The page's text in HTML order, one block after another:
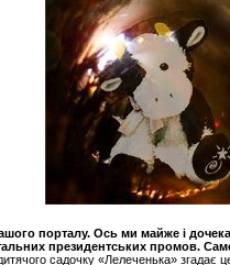
порталу. Ось ми майже і
президентських промов.
садочку «Лелеченька»